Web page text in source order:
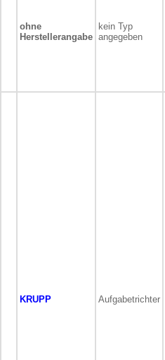
ohne
Herstellerangabe
kein Typ
angegeben
KRUPP Aufgabetrichter